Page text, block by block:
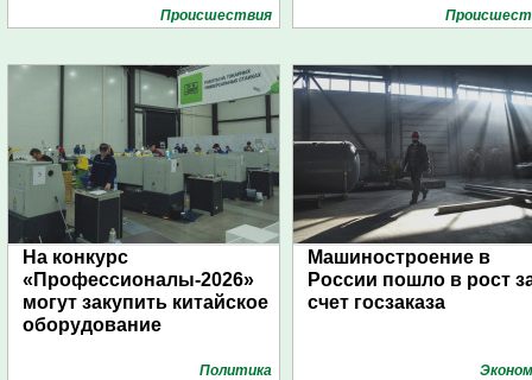
Проиcшествия
На конкурс
«Профессионалы-2026»
могут закупить китайское
оборудование
Политика
Машиностроение в
России пошло в рост
счет госзаказа